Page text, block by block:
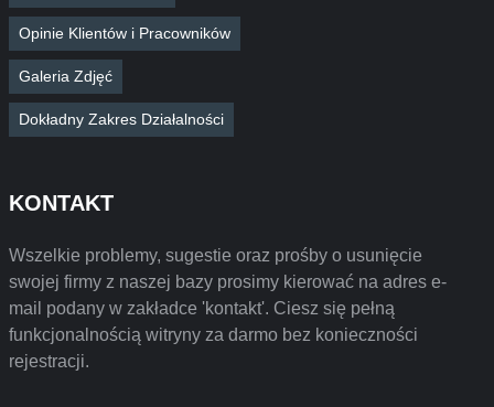
Opinie Klientów i Pracowników
Galeria Zdjęć
Dokładny Zakres Działalności
KONTAKT
Wszelkie problemy, sugestie oraz prośby o usunięcie
swojej firmy z naszej bazy prosimy kierować na adres e-
mail podany w zakładce 'kontakt'. Ciesz się pełną
funkcjonalnością witryny za darmo bez konieczności
rejestracji.